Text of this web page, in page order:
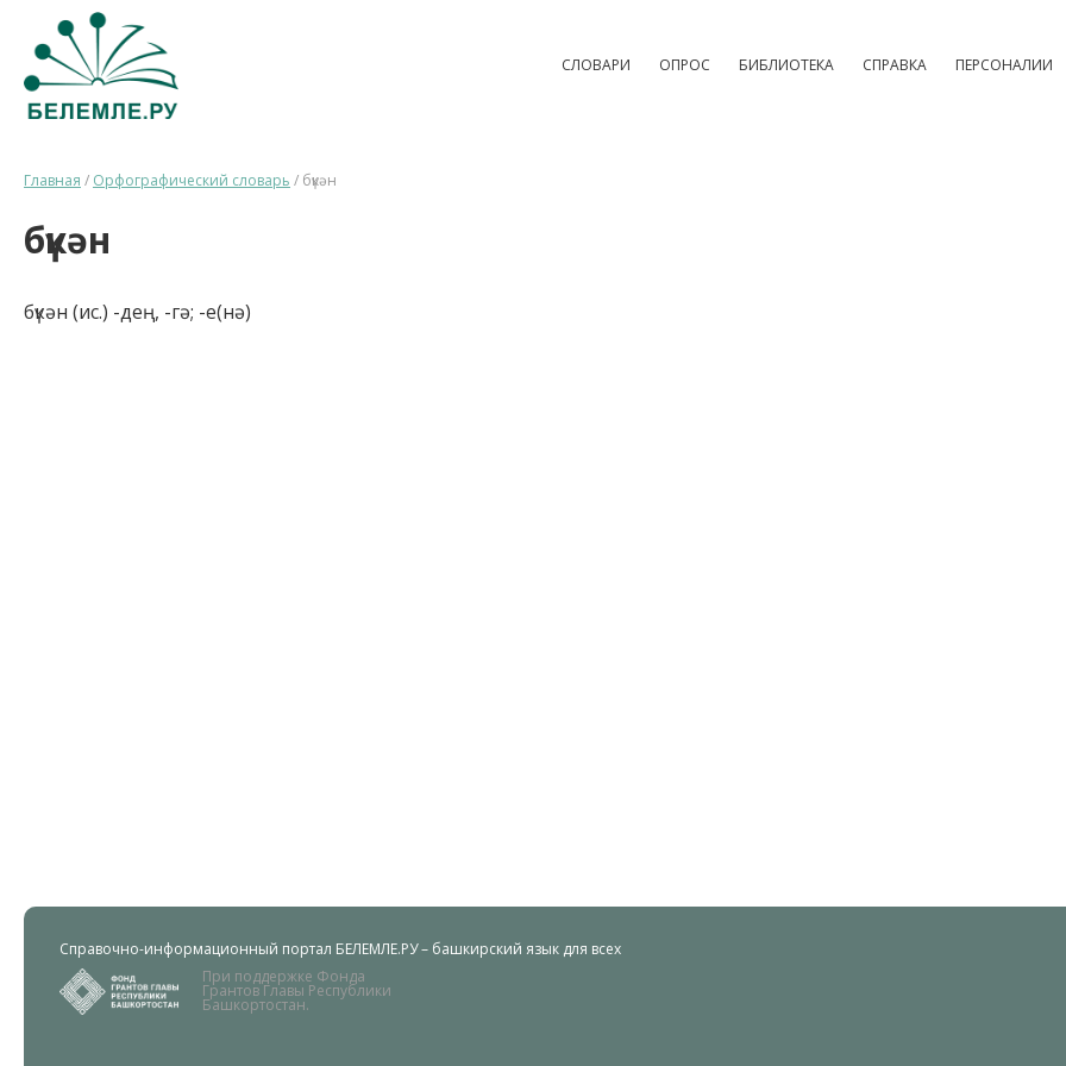
СЛОВАРИ ОПРОС БИБЛИОТЕКА СПРАВКА ПЕРСОНАЛИИ
Главная / Орфографический словарь / бүкән
бүкән
бүкән (ис.) -дең, -гә; -е(нә)
Справочно-информационный портал БЕЛЕМЛЕ.РУ – башкирский язык для всех
При поддержке Фонда
Грантов Главы Республики
Башкортостан.